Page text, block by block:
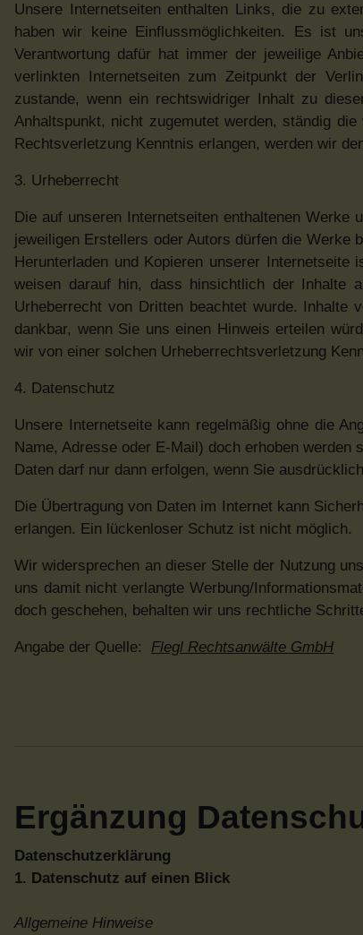
Unsere Internetseiten enthalten Links, die zu
haben wir keine Einflussmöglichkeiten. Es ist
Verantwortung dafür hat immer der jeweilige
verlinkten Internetseiten zum Zeitpunkt der
zustande, wenn ein rechtswidriger Inhalt zu
Anhaltspunkt, nicht zugemutet werden, ständig
Rechtsverletzung Kenntnis erlangen, werden wir
3. Urheberrecht
Die auf unseren Internetseiten enthaltenen Werke
jeweiligen Erstellers oder Autors dürfen die Werke
Herunterladen und Kopieren unserer
weisen darauf hin, dass hinsichtlich der Inhalte
Urheberrecht von Dritten beachtet wurde. Inhalte
dankbar, wenn Sie uns einen Hinweis erteilen
wir von einer solchen Urheberrechtsverletzung
4. Datenschutz
Unsere Internetseite kann regelmäßig ohne die
Name, Adresse oder E-Mail) doch erhoben
Daten darf nur dann erfolgen, wenn Sie
Die Übertragung von Daten im Internet kann
erlangen. Ein lückenloser Schutz ist nicht möglich.
Wir widersprechen an dieser Stelle der Nutzung
uns damit nicht verlangte Werbung/
doch geschehen, behalten wir uns rechtliche
Angabe der Quelle: Flegl Rechtsanwälte GmbH
Ergänzung
Datenschutzerklärung
1. Datenschutz auf einen Blick
Allgemeine Hinweise